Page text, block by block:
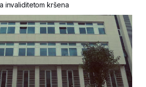
invaliditetom kršena